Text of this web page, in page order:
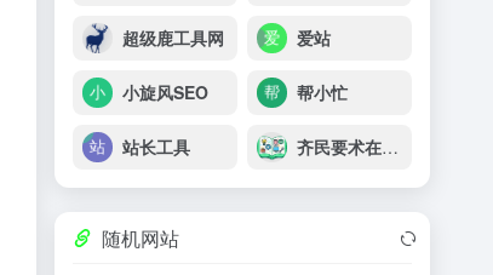
超级鹿工具网 爱站
小旋风SEO 帮小忙
站长工具 齐民要术在线工具网
随机网站